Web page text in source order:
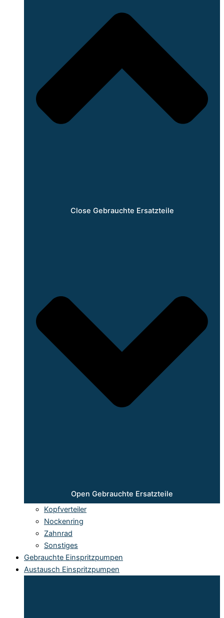
Close Gebrauchte Ersatzteile
Open Gebrauchte Ersatzteile
Kopfverteiler
Nockenring
Zahnrad
Sonstiges
Gebrauchte Einspritzpumpen
Austausch Einspritzpumpen